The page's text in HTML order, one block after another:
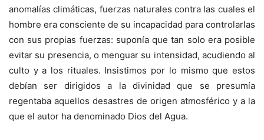
anomalías climáticas, fuerzas naturales contra las cuales el
hombre era consciente de su incapacidad para controlarlas
con sus propias fuerzas: suponía que tan solo era posible
evitar su presencia, o menguar su intensidad, acudiendo al
culto y a los rituales. Insistimos por lo mismo que estos
debían ser dirigidos a la divinidad que se presumía
regentaba aquellos desastres de origen atmosférico y a la
que el autor ha denominado Dios del Agua.